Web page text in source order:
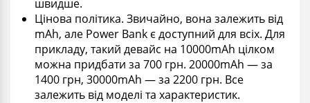
швидше.
Цінова політика. Звичайно, вона залежить від
mAh, але Power Bank єдоступний для всіх. Для
прикладу, такий девайс на 10000mAh цілком
можна придбати за 700 грн. 20000mAh — за
1400 грн, 30000mAh — за 2200 грн. Все
залежить від моделі та характеристик.